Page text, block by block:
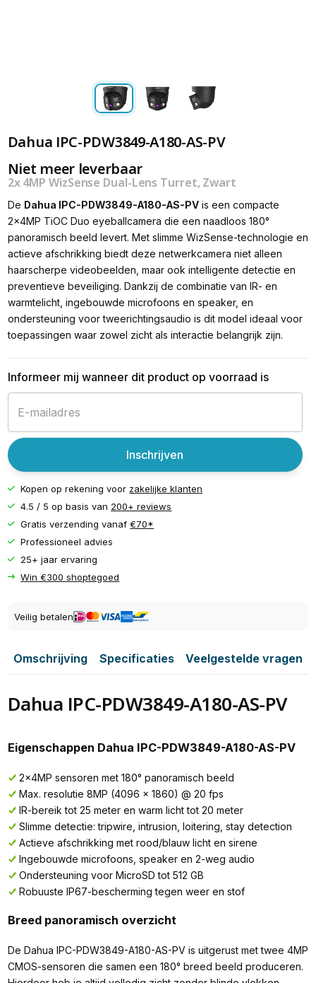
Dahua IPC-PDW3849-A180-AS-PV
Niet meer leverbaar
2x 4MP WizSense Dual-Lens Turret, Zwart
De Dahua IPC-PDW3849-A180-AS-PVis een compacte
2×4MP TiOC Duo eyeballcamera die een naadloos 180°
panoramisch beeld levert. Met slimme WizSense-technologie en
actieve afschrikking biedt deze netwerkcamera niet alleen
haarscherpe videobeelden, maar ook intelligente detectie en
preventieve beveiliging. Dankzij de combinatie van IR- en
warmtelicht, ingebouwde microfoons en speaker, en
ondersteuning voor tweerichtingsaudio is dit model ideaal voor
toepassingen waar zowel zicht als interactie belangrijk zijn.
Informeer mij wanneer dit product op voorraad is
Inschrijven
Kopen op rekening voor zakelijke klanten
4.5 / 5 op basis van 200+ reviews
Gratis verzending vanaf€70*
Professioneel advies
25+ jaar ervaring
Win €300 shoptegoed
Veilig betalen
Omschrijving Specificaties Veelgestelde vragen
Dahua IPC-PDW3849-A180-AS-PV
Eigenschappen Dahua IPC-PDW3849-A180-AS-PV
2×4MP sensoren met 180° panoramisch beeld
Max. resolutie 8MP (4096 × 1860) @ 20 fps
IR-bereik tot 25 meter en warm licht tot 20 meter
Slimme detectie: tripwire, intrusion, loitering, stay detection
Actieve afschrikking met rood/blauw licht en sirene
Ingebouwde microfoons, speaker en 2-weg audio
Ondersteuning voor MicroSD tot 512 GB
Robuuste IP67-bescherming tegen weer en stof
Breed panoramisch overzicht
De Dahua IPC-PDW3849-A180-AS-PV is uitgerust met twee 4MP
CMOS-sensoren die samen een 180° breed beeld produceren.